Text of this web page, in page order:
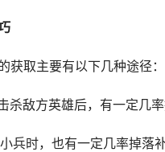
获取主要有以下几种途径：
杀敌方英雄后，有一定几率
兵时，也有一定几率掉落补